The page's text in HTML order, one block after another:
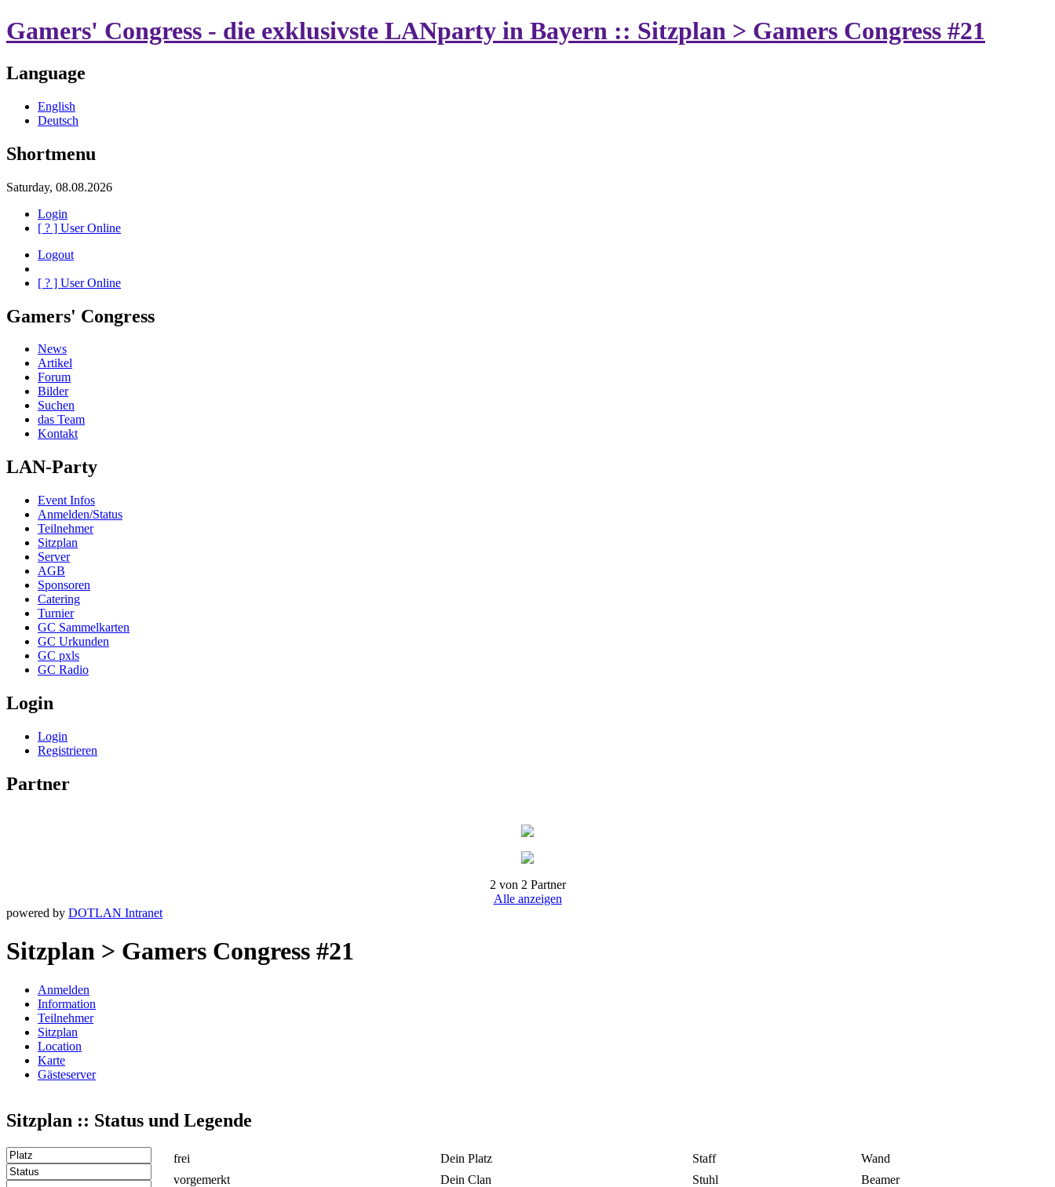
Gamers' Congress - die exklusivste LANparty in Bayern :: Sitzplan > Gamers Congress #21
Language
English
Deutsch
Shortmenu
Saturday, 08.08.2026
Login
[ ? ] User Online
Logout
[ ? ] User Online
Gamers' Congress
News
Artikel
Forum
Bilder
Suchen
das Team
Kontakt
LAN-Party
Event Infos
Anmelden/Status
Teilnehmer
Sitzplan
Server
AGB
Sponsoren
Catering
Turnier
GC Sammelkarten
GC Urkunden
GC pxls
GC Radio
Login
Login
Registrieren
Partner
2 von 2 Partner
Alle anzeigen
powered by DOTLAN Intranet
Sitzplan > Gamers Congress #21
Anmelden
Information
Teilnehmer
Sitzplan
Location
Karte
Gästeserver
Sitzplan :: Status und Legende
frei
vorgemerkt
Dein Platz
Dein Clan
Staff
Stuhl
Wand
Beamer